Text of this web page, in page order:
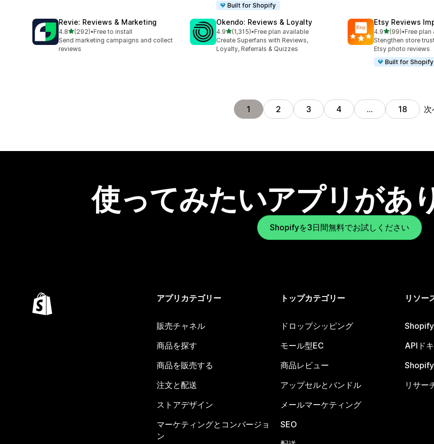
Built for Shopify
Revie: Reviews & Marketing
4.85つ星中
(292)
合計レビュー数：292件
•Free to install
Send marketing campaigns and collect
reviews
Okendo: Reviews & Loyalty
4.95つ星中
(1,315)
合計レビュー数：1315件
•Free plan available
Create Superfans with Reviews,
Loyalty, Referrals & Quizzes
Etsy Reviews
4.95つ星中
(99)
合計レビュー数：99
•Free plan
Stengthen store
Etsy photo reviews
Built for Shopify
1 2 3 4 … 18 次
使ってみたいアプリがあ
Shopifyを3日間無料でお試しください
アプリカテゴリー
販売チャネル
商品を探す
商品を販売する
注文と配送
ストアデザイン
マーケティングとコンバージョ
ン
トップカテゴリー
ドロップシッピング
モール型EC
商品レビュー
アップセルとバンドル
メールマーケティング
SEO
リソー
APIド
リサー